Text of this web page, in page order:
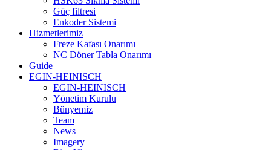
Güç filtresi
Enkoder Sistemi
Hizmetlerimiz
Freze Kafası Onarımı
NC Döner Tabla Onarımı
Guide
EGIN-HEINISCH
EGIN-HEINISCH
Yönetim Kurulu
Bünyemiz
Team
News
Imagery